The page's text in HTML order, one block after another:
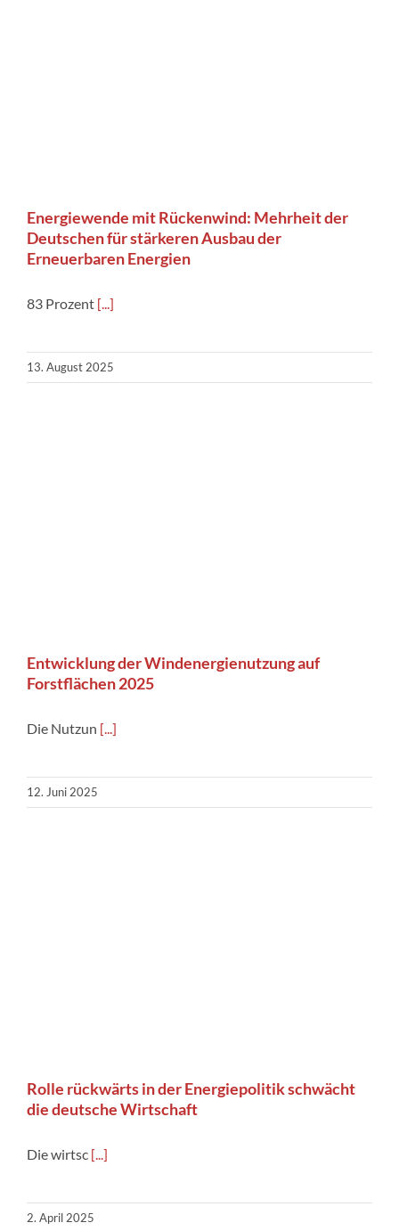
Energiewende mit Rückenwind: Mehrheit der
Deutschen für stärkeren Ausbau der
Erneuerbaren Energien
83 Prozent [...]
13. August 2025
Entwicklung der Windenergienutzung auf
Forstflächen 2025
Die Nutzun [...]
12. Juni 2025
Rolle rückwärts in der Energiepolitik schwächt
die deutsche Wirtschaft
Die wirtsc [...]
2. April 2025